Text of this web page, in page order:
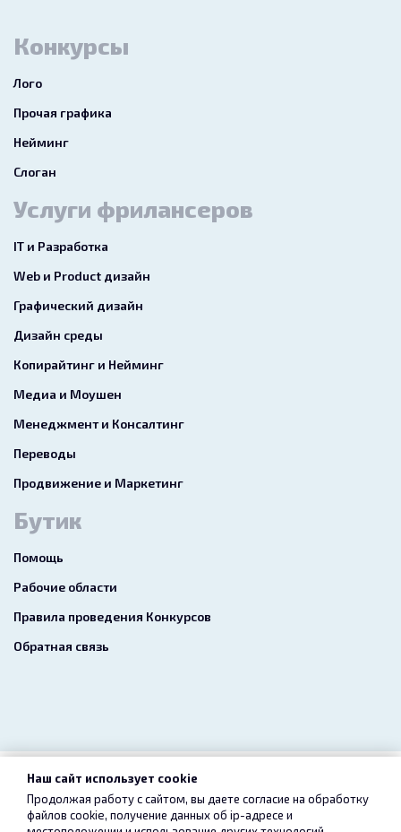
Конкурсы
Лого
Прочая графика
Нейминг
Слоган
Услуги фрилансеров
IT и Разработка
Web и Product дизайн
Графический дизайн
Дизайн среды
Копирайтинг и Нейминг
Медиа и Моушен
Менеджмент и Консалтинг
Переводы
Продвижение и Маркетинг
Бутик
Помощь
Рабочие области
Правила проведения Конкурсов
Обратная связь
2026 freelance.boutique
Пользовательское соглашение Конфиденциальность
Наш сайт использует cookie
Продолжая работу с сайтом, вы даете согласие на обработку
файлов cookie, получение данных об ip-адресе и